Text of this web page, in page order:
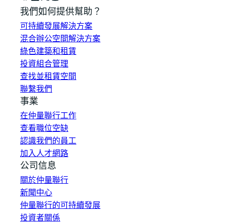
我們如何提供幫助？
可持續發展解決方案
混合辦公空間解決方案
綠色建築和租賃
投資組合管理
查找並租賃空間
聯繫我們
事業
在仲量聯行工作
查看職位空缺
認識我們的員工
加入人才網路
公司信息
關於仲量聯行
新聞中心
仲量聯行的可持續發展
投資者關係